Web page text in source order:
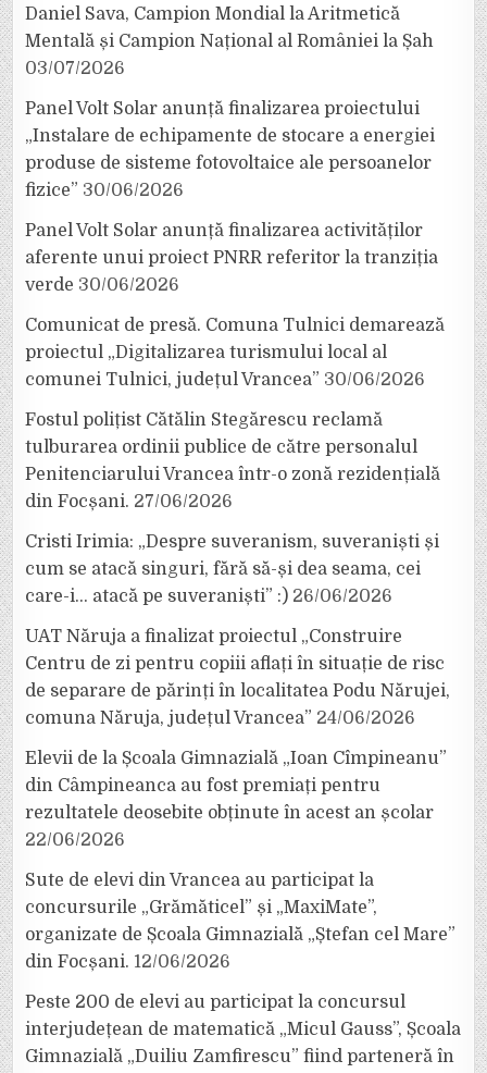
Daniel Sava, Campion Mondial la Aritmetică
Mentală și Campion Național al României la Șah
03/07/2026
Panel Volt Solar anunță finalizarea proiectului
„Instalare de echipamente de stocare a energiei
produse de sisteme fotovoltaice ale persoanelor
fizice” 30/06/2026
Panel Volt Solar anunță finalizarea activităților
aferente unui proiect PNRR referitor la tranziția
verde 30/06/2026
Comunicat de presă. Comuna Tulnici demarează
proiectul „Digitalizarea turismului local al
comunei Tulnici, județul Vrancea” 30/06/2026
Fostul polițist Cătălin Stegărescu reclamă
tulburarea ordinii publice de către personalul
Penitenciarului Vrancea într-o zonă rezidențială
din Focșani. 27/06/2026
Cristi Irimia: „Despre suveranism, suveraniști și
cum se atacă singuri, fără să-și dea seama, cei
care-i… atacă pe suveraniști” :) 26/06/2026
UAT Năruja a finalizat proiectul „Construire
Centru de zi pentru copiii aflați în situație de risc
de separare de părinți în localitatea Podu Nărujei,
comuna Năruja, județul Vrancea” 24/06/2026
Elevii de la Școala Gimnazială „Ioan Cîmpineanu”
din Câmpineanca au fost premiați pentru
rezultatele deosebite obținute în acest an școlar
22/06/2026
Sute de elevi din Vrancea au participat la
concursurile „Grămăticel” și „MaxiMate”,
organizate de Școala Gimnazială „Ștefan cel Mare”
din Focșani. 12/06/2026
Peste 200 de elevi au participat la concursul
interjudețean de matematică „Micul Gauss”, Școala
Gimnazială „Duiliu Zamfirescu” fiind parteneră în